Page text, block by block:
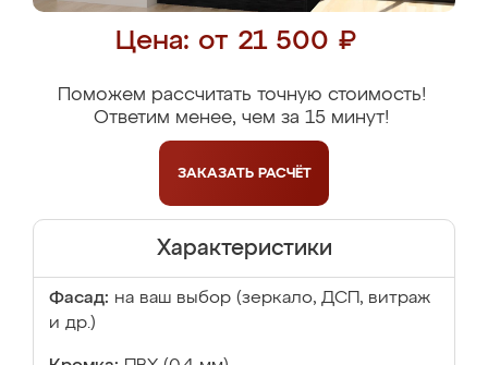
Цена: от 21 500 ₽
Поможем рассчитать точную стоимость!
Ответим менее, чем за 15 минут!
ЗАКАЗАТЬ РАСЧЁТ
Характеристики
Фасад: на ваш выбор (зеркало, ДСП, витраж
и др.)